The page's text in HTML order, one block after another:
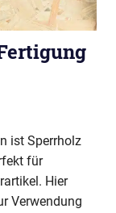
ist Sperrholz
für
Hier
Verwendung